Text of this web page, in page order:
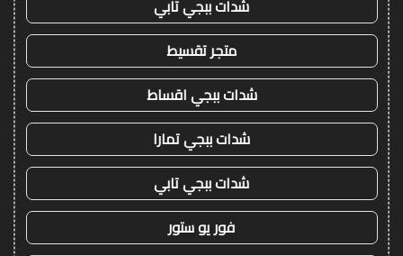
شدات ببجي تابي
متجر تقسيط
شدات ببجي اقساط
شدات ببجي تمارا
شدات ببجي تابي
فور يو ستور